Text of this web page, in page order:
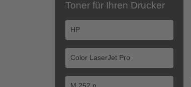
Toner für Ihren Drucker